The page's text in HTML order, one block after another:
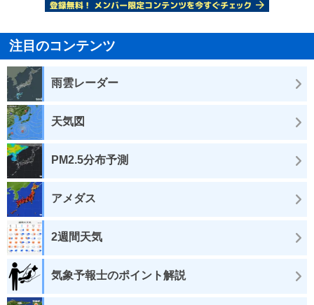
注目のコンテンツ
雨雲レーダー
天気図
PM2.5分布予測
アメダス
2週間天気
気象予報士のポイント解説